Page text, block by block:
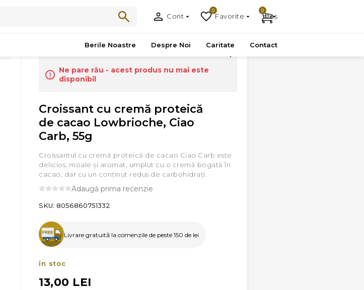
Cont Favorite
0
Coș
0
Berile Noastre Despre Noi Caritate Contact
proteică de cacao Lowbrioche, Ciao Carb, 55g
Ne pare rău - acest produs nu mai este
disponibil
Croissant cu cremă proteică
de cacao Lowbrioche, Ciao
Carb, 55g
Croissantul cu cremă proteică de cacao Ciao Carb este
delicios, moale și aromat, umplut cu o cremă bogată în
cacao, dar cu un conținut redus de carbohidrați.
Adaugă prima recenzie
SKU: 8056860751332
Livrare gratuită la comenzile de peste 150 de lei
în stoc
13,00 LEI